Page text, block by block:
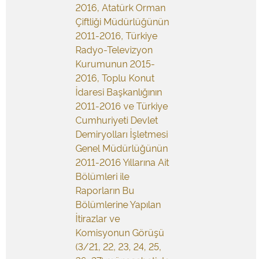
2016, Atatürk Orman
Çiftliği Müdürlüğünün
2011-2016, Türkiye
Radyo-Televizyon
Kurumunun 2015-
2016, Toplu Konut
İdaresi Başkanlığının
2011-2016 ve Türkiye
Cumhuriyeti Devlet
Demiryolları İşletmesi
Genel Müdürlüğünün
2011-2016 Yıllarına Ait
Bölümleri ile
Raporların Bu
Bölümlerine Yapılan
İtirazlar ve
Komisyonun Görüşü
(3/21, 22, 23, 24, 25,